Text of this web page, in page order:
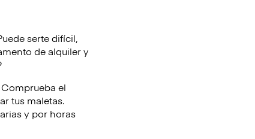
serte difícil,
de alquiler y
el
tus maletas.
y por horas